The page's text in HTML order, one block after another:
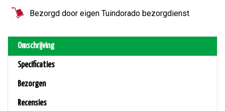
Bezorgd door eigen Tuindorado bezorgdienst
Omschrijving
Specificaties
Bezorgen
Recensies